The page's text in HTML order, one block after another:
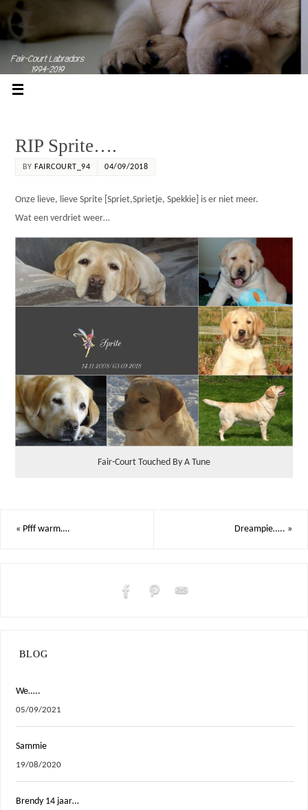
RIP Sprite….
BY FAIRCOURT_94 04/09/2018
Onze lieve, lieve Sprite [Spriet,Sprietje, Spekkie] is er niet meer.
Wat een verdriet weer…
Fair-Court Touched By A Tune
« Pfff warm…. Dreampie….. »
BLOG
We…..
05/09/2021
Sammie
19/08/2020
Brendy 14 jaar…